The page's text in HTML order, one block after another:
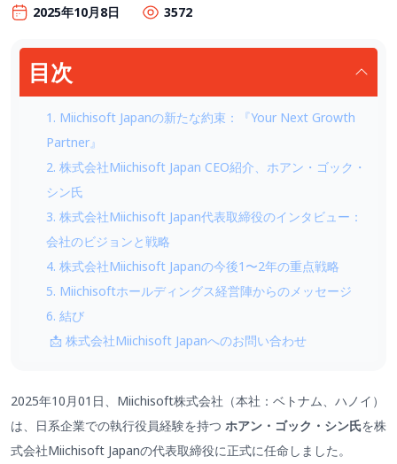
2025年10月8日 3572
目次
1. Miichisoft Japanの新たな約束：『Your Next Growth
Partner』
2. 株式会社Miichisoft Japan CEO紹介、ホアン・ゴック・
シン氏
3. 株式会社Miichisoft Japan代表取締役のインタビュー：
会社のビジョンと戦略
4. 株式会社Miichisoft Japanの今後1〜2年の重点戦略
5. Miichisoftホールディングス経営陣からのメッセージ
6. 結び
📩 株式会社Miichisoft Japanへのお問い合わせ
2025年10月01日、Miichisoft株式会社（本社：ベトナム、ハノイ）
は、日系企業での執行役員経験を持つ ホアン・ゴック・シン氏を株
式会社Miichisoft Japanの代表取締役に正式に任命しました 。